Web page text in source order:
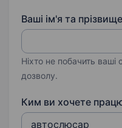
Ваші ім'я та прізвище
Ніхто не побачить ваші
дозволу.
Ким ви хочете